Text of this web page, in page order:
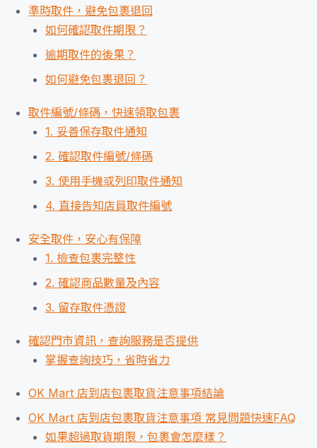
準時取件，避免包裹退回
如何確認取件期限？
逾期取件的後果？
如何避免包裹退回？
取件編號/條碼，快速領取包裹
1. 妥善保存取件通知
2. 確認取件編號/條碼
3. 使用手機或列印取件通知
4. 直接告知店員取件編號
安全取件，安心有保障
1. 檢查包裹完整性
2. 確認商品數量及內容
3. 留存取件憑證
確認門市資訊，查詢服務是否提供
掌握查詢技巧，省時省力
OK Mart 店到店包裹取貨注意事項結論
OK Mart 店到店包裹取貨注意事項 常見問題快速FAQ
如果超過取貨期限，包裹會怎麼樣？